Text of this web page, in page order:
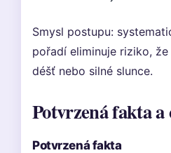
Smysl postupu:
pořadí eliminuje riziko,
déšť nebo silné slunce.
Potvrzená fakta a
Potvrzená fakta